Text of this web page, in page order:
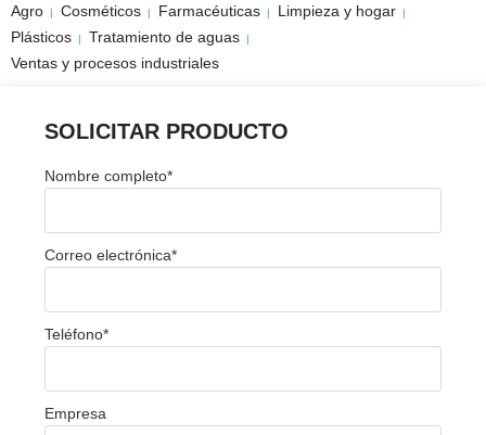
Agro | Cosméticos | Farmacéuticas | Limpieza y hogar |
Plásticos | Tratamiento de aguas |
Ventas y procesos industriales
SOLICITAR PRODUCTO
Nombre completo*
Correo electrónica*
Teléfono*
Empresa